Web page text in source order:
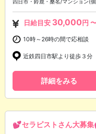
四日市・鈴鹿・桑名/マンション(
日給目安 30,000円
10時～26時の間で応相談
近鉄四日市駅より徒歩３分
詳細をみる
💕セラピストさん大募